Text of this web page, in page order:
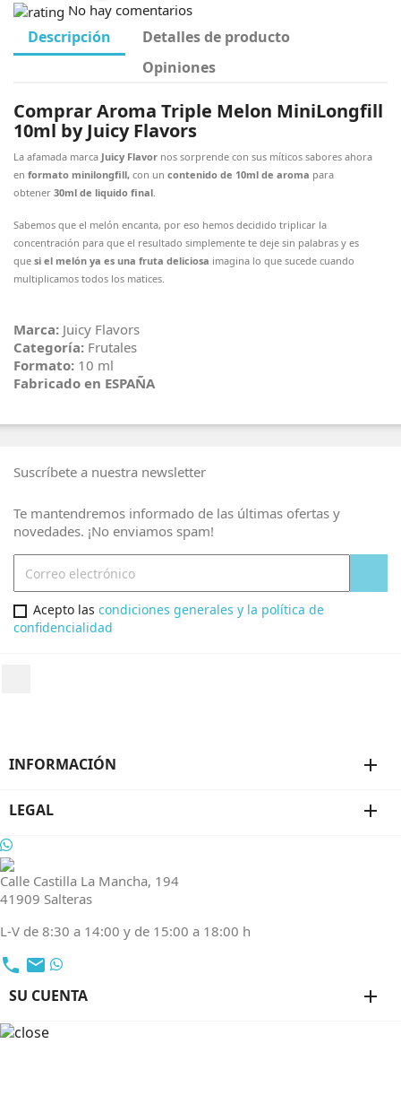
No hay comentarios
Descripción
Detalles de producto
Opiniones
Comprar Aroma Triple Melon MiniLongfill
10ml by Juicy Flavors
La afamada marca Juicy Flavor nos sorprende con sus míticos sabores ahora
en formato minilongfill, con un contenido de 10ml de aroma para
obtener 30ml de liquido final.
Sabemos que el melón encanta, por eso hemos decidido triplicar la
concentración para que el resultado simplemente te deje sin palabras y es
que si el melón ya es una fruta deliciosa imagina lo que sucede cuando
multiplicamos todos los matices.
Marca: Juicy Flavors
Categoría: Frutales
Formato: 10 ml
Fabricado en ESPAÑA
Suscríbete a nuestra newsletter
Te mantendremos informado de las últimas ofertas y
novedades. ¡No enviamos spam!
Acepto las condiciones generales y la política de
confidencialidad
INFORMACIÓN add
LEGAL add
Calle Castilla La Mancha, 194
41909 Salteras
L-V de 8:30 a 14:00 y de 15:00 a 18:00 h
local_phone email
SU CUENTA add